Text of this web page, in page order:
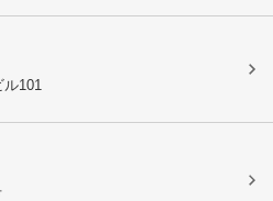
101